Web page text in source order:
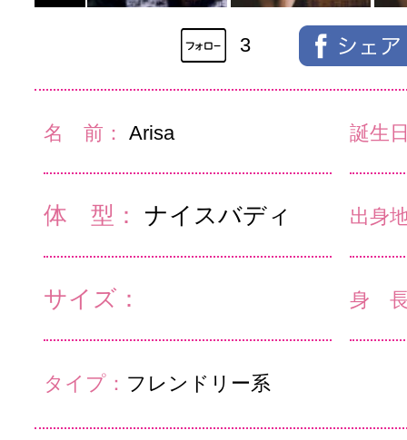
3
名 前： Arisa 誕生
サイズ：
体 型： ナイスバディ 出身
身
タイプ： フレンドリー系